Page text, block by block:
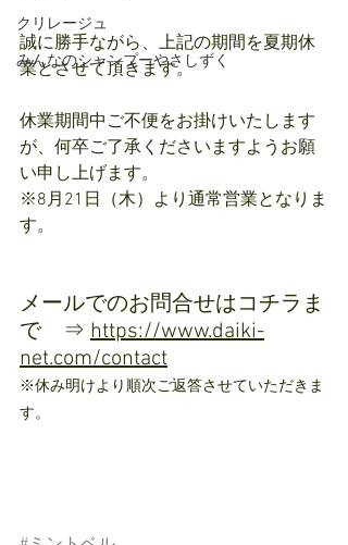
クリレージュ
みんなのシャンプーやさしずく
誠に勝手ながら、上記の期間を夏期休
業とさせて頂きます。
休業期間中ご不便をお掛けいたします
が、何卒ご了承くださいますようお願
い申し上げます。
※8月21日（木）より通常営業となりま
す。
メールでのお問合せはコチラま
で　⇒ https://www.daiki-
net.com/contact
※休み明けより順次ご返答させていただきま
す。